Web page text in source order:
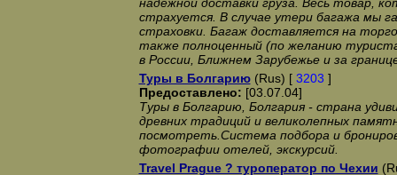
страхуется. В случае утери багажа мы
страховки. Багаж доставляется на
также полноценный (по желанию
в России, Ближнем Зарубежье и за
Туры в Болгарию(Rus) [ 3203 ]
Предоставлено: [03.07.04]
Туры в Болгарию, Болгария - страна
древних традиций и великолепных
посмотреть.Система подбора и
фотографии отелей, экскурсий.
Travel Prague ? туроператор по Чехии